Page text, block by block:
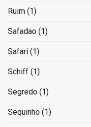
Ruim (1)
Safadao (1)
Safari (1)
Schiff (1)
Segredo (1)
Sequinho (1)